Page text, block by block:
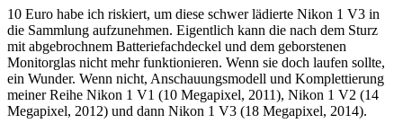
10 Euro habe ich riskiert, um diese schwer lädierte Nikon 1 V3 in
die Sammlung aufzunehmen. Eigentlich kann die nach dem Sturz
mit abgebrochnem Batteriefachdeckel und dem geborstenen
Monitorglas nicht mehr funktionieren. Wenn sie doch laufen sollte,
ein Wunder. Wenn nicht, Anschauungsmodell und Komplettierung
meiner Reihe Nikon 1 V1 (10 Megapixel, 2011), Nikon 1 V2 (14
Megapixel, 2012) und dann Nikon 1 V3 (18 Megapixel, 2014).